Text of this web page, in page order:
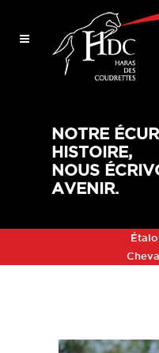
NOTRE
HISTOIRE,
NOUS
AVENIR.